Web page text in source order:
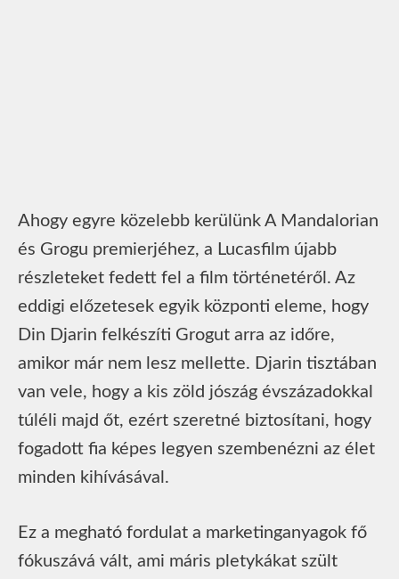
Ahogy egyre közelebb kerülünk A Mandalorian
és Grogu premierjéhez, a Lucasfilm újabb
részleteket fedett fel a film történetéről. Az
eddigi előzetesek egyik központi eleme, hogy
Din Djarin felkészíti Grogut arra az időre,
amikor már nem lesz mellette. Djarin tisztában
van vele, hogy a kis zöld jószág évszázadokkal
túléli majd őt, ezért szeretné biztosítani, hogy
fogadott fia képes legyen szembenézni az élet
minden kihívásával.
Ez a megható fordulat a marketinganyagok fő
fókuszává vált, ami máris pletykákat szült